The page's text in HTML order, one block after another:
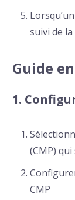
suivi de
Guide
1.
(CMP)
CMP